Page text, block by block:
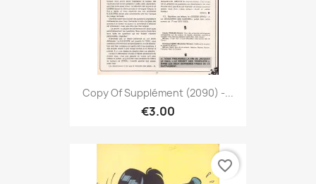
Copy Of Supplément (2090) -...
€3.00
favorite_border